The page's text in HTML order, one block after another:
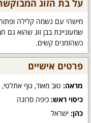
על בת הזוג
מישהי עם נשמה קלילה
שמעוניינת בבן זוג שהוא גם
כשהזמנים קשים.
פרטים אישיים
מראה: טוב מאוד, גוף
כיסוי ראש: כיפה סרוגה
כהן: ישראל